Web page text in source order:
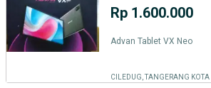
Rp 1.600.000
Advan Tablet VX Neo
CILEDUG, TANGERANG KOTA